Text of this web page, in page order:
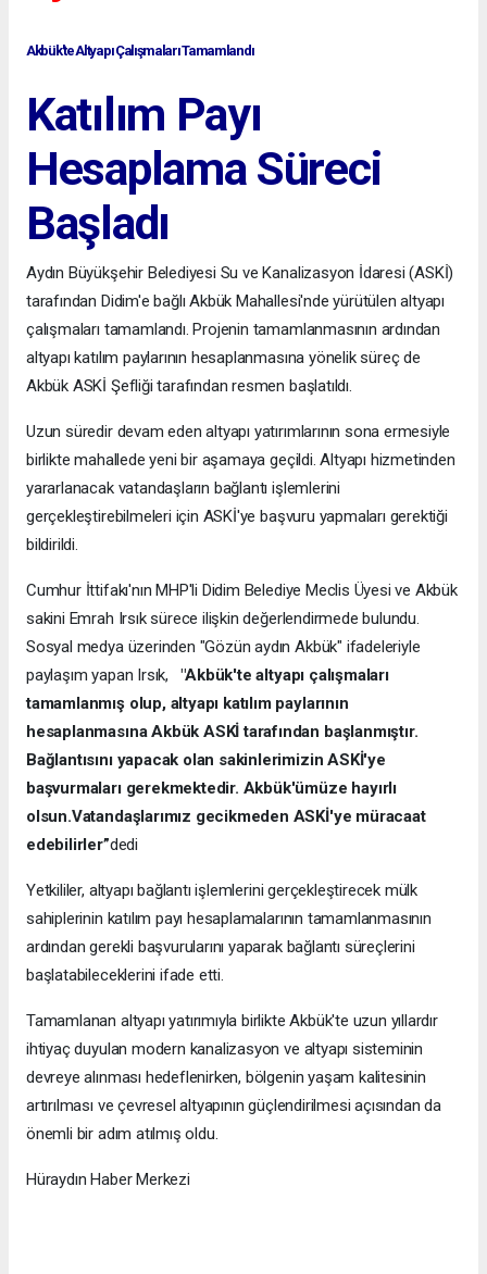
Akbük'te Altyapı Çalışmaları Tamamlandı
Katılım Payı
Hesaplama Süreci
Başladı
Aydın Büyükşehir Belediyesi Su ve Kanalizasyon İdaresi (ASKİ)
tarafından Didim'e bağlı Akbük Mahallesi'nde yürütülen altyapı
çalışmaları tamamlandı. Projenin tamamlanmasının ardından
altyapı katılım paylarının hesaplanmasına yönelik süreç de
Akbük ASKİ Şefliği tarafından resmen başlatıldı.
Uzun süredir devam eden altyapı yatırımlarının sona ermesiyle
birlikte mahallede yeni bir aşamaya geçildi. Altyapı hizmetinden
yararlanacak vatandaşların bağlantı işlemlerini
gerçekleştirebilmeleri için ASKİ'ye başvuru yapmaları gerektiği
bildirildi.
Cumhur İttifakı'nın MHP'li Didim Belediye Meclis Üyesi ve Akbük
sakini Emrah Irsık sürece ilişkin değerlendirmede bulundu.
Sosyal medya üzerinden "Gözün aydın Akbük" ifadeleriyle
paylaşım yapan Irsık,
"Akbük'te altyapı çalışmaları
tamamlanmış olup, altyapı katılım paylarının
hesaplanmasına Akbük ASKİ tarafından başlanmıştır.
Bağlantısını yapacak olan sakinlerimizin ASKİ'ye
başvurmaları gerekmektedir. Akbük'ümüze hayırlı
olsun.Vatandaşlarımız gecikmeden ASKİ'ye müracaat
edebilirler”dedi
Yetkililer, altyapı bağlantı işlemlerini gerçekleştirecek mülk
sahiplerinin katılım payı hesaplamalarının tamamlanmasının
ardından gerekli başvurularını yaparak bağlantı süreçlerini
başlatabileceklerini ifade etti.
Tamamlanan altyapı yatırımıyla birlikte Akbük'te uzun yıllardır
ihtiyaç duyulan modern kanalizasyon ve altyapı sisteminin
devreye alınması hedeflenirken, bölgenin yaşam kalitesinin
artırılması ve çevresel altyapının güçlendirilmesi açısından da
önemli bir adım atılmış oldu.
Hüraydın Haber Merkezi